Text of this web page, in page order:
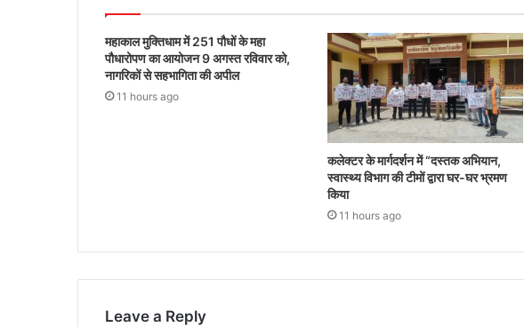
महाकाल मुक्तिधाम में 251 पौधों के महा
पौधारोपण का आयोजन 9 अगस्त रविवार को,
नागरिकों से सहभागिता की अपील
11 hours ago
कलेक्टर के मार्गदर्शन में “दस्तक अभियान,‌
स्वास्थ्य विभाग की टीमों द्वारा घर-घर भ्रमण
किया
11 hours ago
Leave a Reply